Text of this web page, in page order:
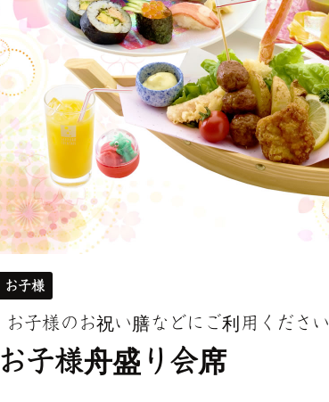
お子様
お子様のお祝い膳などにご利用ください
お子様舟盛り会席